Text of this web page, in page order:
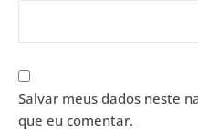
Salvar meus dados neste
que eu comentar.